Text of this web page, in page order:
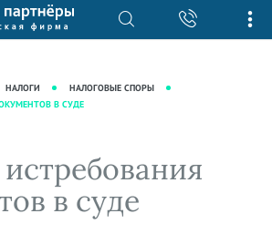
собственность
дел
НАЛОГИ
НАЛОГОВЫЕ СПОРЫ
В СУДЕ
в суде